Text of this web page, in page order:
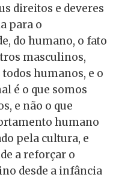
direitos e deveres
para o
do humano, o fato
masculinos,
humanos, e o
é o que somos
e não o que
humano
pela cultura, e
a reforçar o
desde a infância